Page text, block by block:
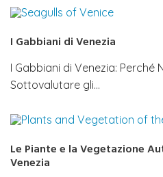
I Gabbiani di Venezia
I Gabbiani di Venezia: Perché
Sottovalutare gli…
Le Piante e la Vegetazione
Venezia